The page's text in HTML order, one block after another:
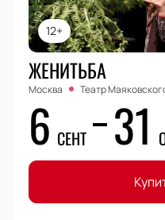
12+
ЖЕНИТЬБА
Москва Театр
6 СЕНТ 31